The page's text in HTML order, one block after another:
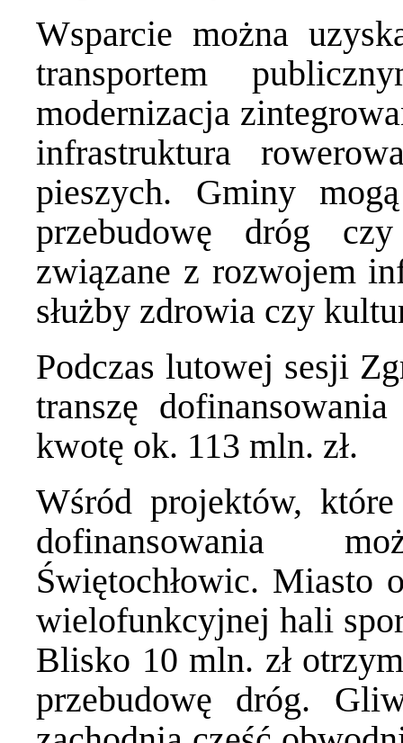
Wsparcie można
transportem
modernizacja
infrastruktura
pieszych. Gminy
przebudowę dróg
związane z rozwojem
służby zdrowia czy
Podczas lutowej sesji
transzę
kwotę ok. 113 mln. zł.
Wśród projektów,
dofinansowania
Świętochłowic. Miasto
wielofunkcyjnej hali
Blisko 10 mln. zł
przebudowę dróg.